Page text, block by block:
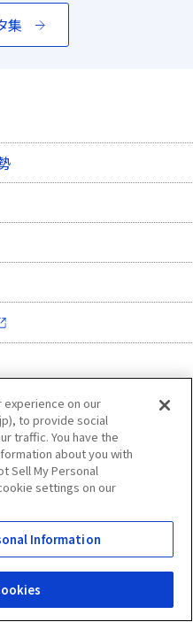
集
別ウィンドウで開く）
on our
to provide social
traffic. You have the
about you with
Sell My Personal
settings on our
Information